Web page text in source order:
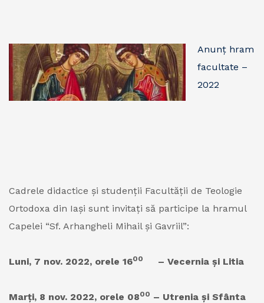
Anunț hram
facultate –
2022
Cadrele didactice şi studenții Facultății de Teologie
Ortodoxa din Iași sunt invitați să participe la hramul
Capelei “Sf. Arhangheli Mihail şi Gavriil”:
Luni, 7 nov. 2022, orele 1600 – Vecernia şi Litia
Marți, 8 nov. 2022, orele 0800 – Utrenia şi Sfânta